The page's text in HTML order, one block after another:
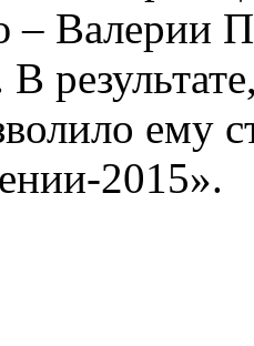
– Валерии
ему
2015».